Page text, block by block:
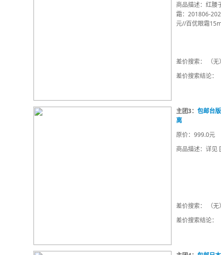
商品描述：红腰
霜：201806-
元//百优眼霜
差价搜索： （无
差价搜索结论：
主团3： 包邮台
离
原价：999.0元
商品描述：详见
差价搜索： （无
差价搜索结论：